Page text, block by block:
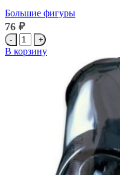
шт.
в
упак.
Большие фигуры
76 ₽
Количество
товара
Шар
Шампанское,
В корзину